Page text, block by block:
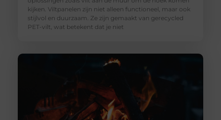
kijken. Viltpanelen zijn niet alleen functioneel, maar ook
stijlvol en duurzaam. Ze zijn gemaakt van gerecycled
PET-vilt, wat betekent dat je niet